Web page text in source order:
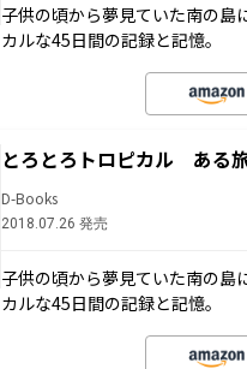
子供の頃から夢見ていた南の島
カルな45日間の記録と記憶。
とろとろトロピカル ある
D-Books
2018.07.26 発売
子供の頃から夢見ていた南の島
カルな45日間の記録と記憶。